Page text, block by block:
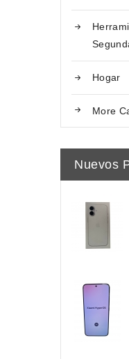
Hogar
More
Nuevos